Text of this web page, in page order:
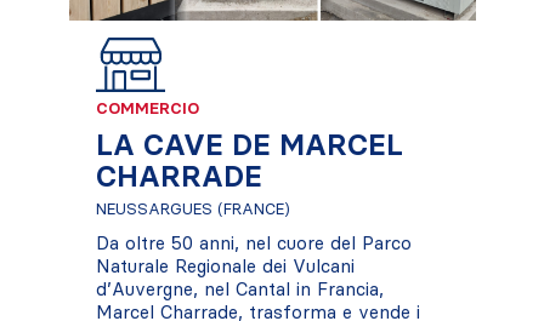
COMMERCIO
LA CAVE DE MARCEL
CHARRADE
NEUSSARGUES (FRANCE)
Da oltre 50 anni, nel cuore del Parco
Naturale Regionale dei Vulcani
d’Auvergne, nel Cantal in Francia,
Marcel Charrade, trasforma e vende i